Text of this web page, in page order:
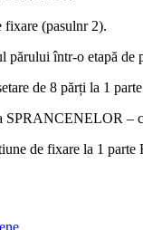
(pasulnr 2).
părului într-o etapă
de 8 părți la 1
–
de fixare la 1